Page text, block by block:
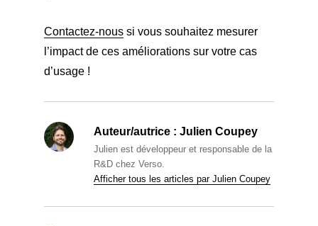
Contactez-noussi vous souhaitez mesurer
l’impact de ces améliorations sur votre cas
d’usage !
Auteur/autrice : Julien Coupey
Julien est développeur et responsable de la
R&D chez Verso.
Afficher tous les articles par Julien Coupey